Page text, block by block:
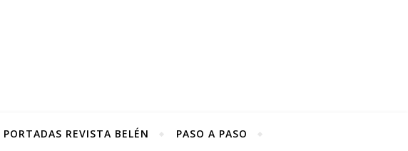
PORTADAS REVISTA BELÉN PASO A PASO